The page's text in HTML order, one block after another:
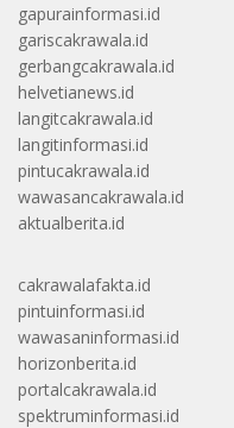
gapurainformasi.id
gariscakrawala.id
gerbangcakrawala.id
helvetianews.id
langitcakrawala.id
langitinformasi.id
pintucakrawala.id
wawasancakrawala.id
aktualberita.id
cakrawalafakta.id
pintuinformasi.id
wawasaninformasi.id
horizonberita.id
portalcakrawala.id
spektruminformasi.id